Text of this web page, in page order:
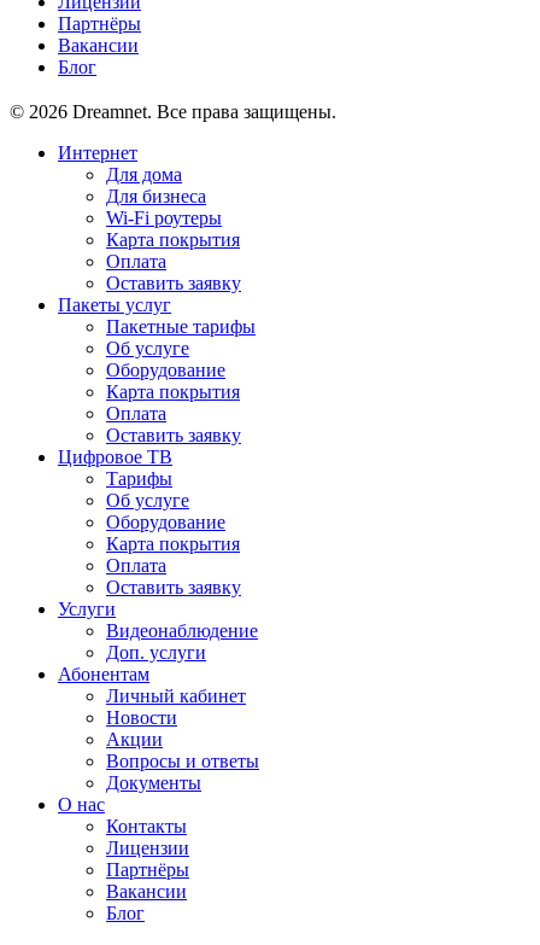
Партнёры
Вакансии
Блог
© 2026 Dreamnet. Все права защищены.
Интернет
Для дома
Для бизнеса
Wi-Fi роутеры
Карта покрытия
Оплата
Оставить заявку
Пакеты услуг
Пакетные тарифы
Об услуге
Оборудование
Карта покрытия
Оплата
Оставить заявку
Цифровое ТВ
Тарифы
Об услуге
Оборудование
Карта покрытия
Оплата
Оставить заявку
Услуги
Видеонаблюдение
Доп. услуги
Абонентам
Личный кабинет
Новости
Акции
Вопросы и ответы
Документы
О нас
Контакты
Лицензии
Партнёры
Вакансии
Блог